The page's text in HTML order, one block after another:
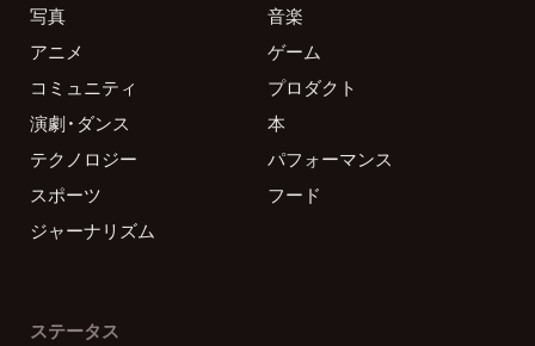
写真
音楽
アニメ
ゲーム
コミュニティ
プロダクト
演劇・ダンス
本
テクノロジー
パフォーマンス
スポーツ
フード
ジャーナリズム
ステータス